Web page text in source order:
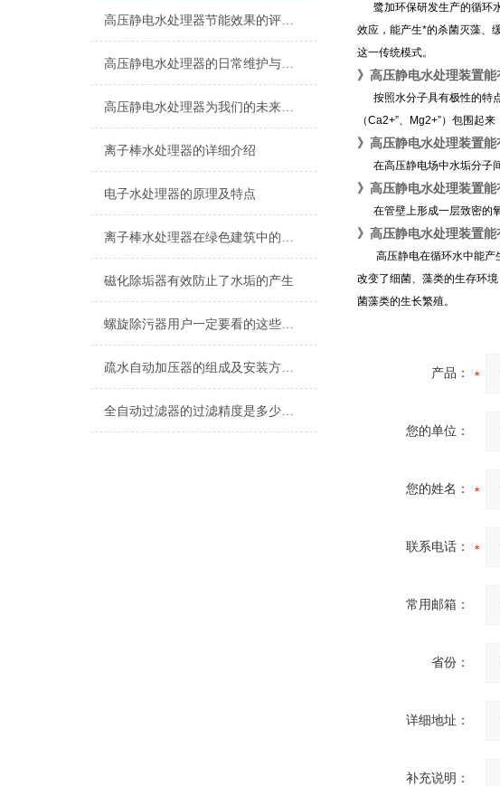
高压静电水处理器节能效果的评估方法
高压静电水处理器的日常维护与保养要点
高压静电水处理器为我们的未来提供更清洁、可持续的水资源
离子棒水处理器的详细介绍
电子水处理器的原理及特点
离子棒水处理器在绿色建筑中的推广价值
磁化除垢器有效防止了水垢的产生
螺旋除污器用户一定要看的这些事项
疏水自动加压器的组成及安装方法说明
全自动过滤器的过滤精度是多少，不知道的请看这里！
鹭加环保研发生产的循环水
效应，能产生*的杀菌灭藻、
这一传统模式。
》高压静电水处理装置
按照水分子具有极性的特
（Ca2+”、Mg2+”）包围起
》 高压静电水处理装置
在高压静电场中水垢分子间
》 高压静电水处理装置
在管壁上形成一层致密的氧
》 高压静电水处理装置
高压静电在循环水中能产生
改变了细菌、藻类的生存环
菌藻类的生长繁殖。
产品：
您的单位：
您的姓名：
联系电话：
常用邮箱：
省份：
详细地址：
补充说明：